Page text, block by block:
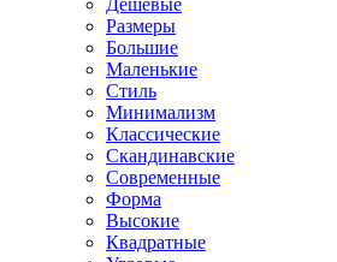
Дешевые
Размеры
Большие
Маленькие
Стиль
Минимализм
Классические
Скандинавские
Современные
Форма
Высокие
Квадратные